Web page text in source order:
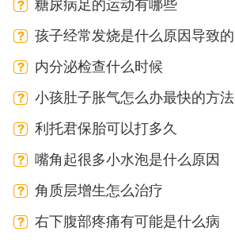
糖尿病足的运动有哪些
孩子经常发烧是什么原因导致的
内分泌检查什么时候
小孩肚子胀气怎么办最快的方法
利托君保胎可以打多久
嘴角起很多小水泡是什么原因
角质层增生怎么治疗
右下腹部疼痛有可能是什么病